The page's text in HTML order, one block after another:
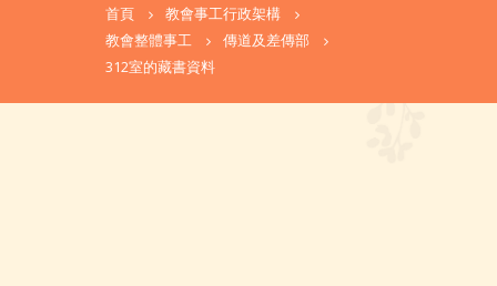
首頁
教會事工行政架構
教會整體事工
傳道及差傳部
312室的藏書資料